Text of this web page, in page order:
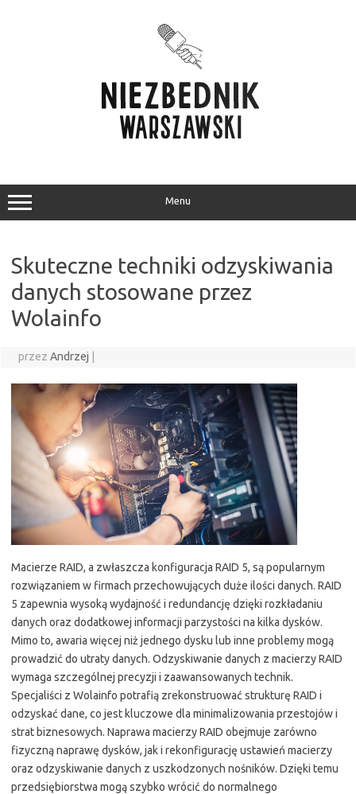
Menu
Skuteczne techniki odzyskiwania
danych stosowane przez
Wolainfo
przez Andrzej
Macierze RAID, a zwłaszcza konfiguracja RAID 5, są popularnym
rozwiązaniem w firmach przechowujących duże ilości danych. RAID
5 zapewnia wysoką wydajność i redundancję dzięki rozkładaniu
danych oraz dodatkowej informacji parzystości na kilka dysków.
Mimo to, awaria więcej niż jednego dysku lub inne problemy mogą
prowadzić do utraty danych. Odzyskiwanie danych z macierzy RAID
wymaga szczególnej precyzji i zaawansowanych technik.
Specjaliści z Wolainfo potrafią zrekonstruować strukturę RAID i
odzyskać dane, co jest kluczowe dla minimalizowania przestojów i
strat biznesowych. Naprawa macierzy RAID obejmuje zarówno
fizyczną naprawę dysków, jak i rekonfigurację ustawień macierzy
oraz odzyskiwanie danych z uszkodzonych nośników. Dzięki temu
przedsiębiorstwa mogą szybko wrócić do normalnego